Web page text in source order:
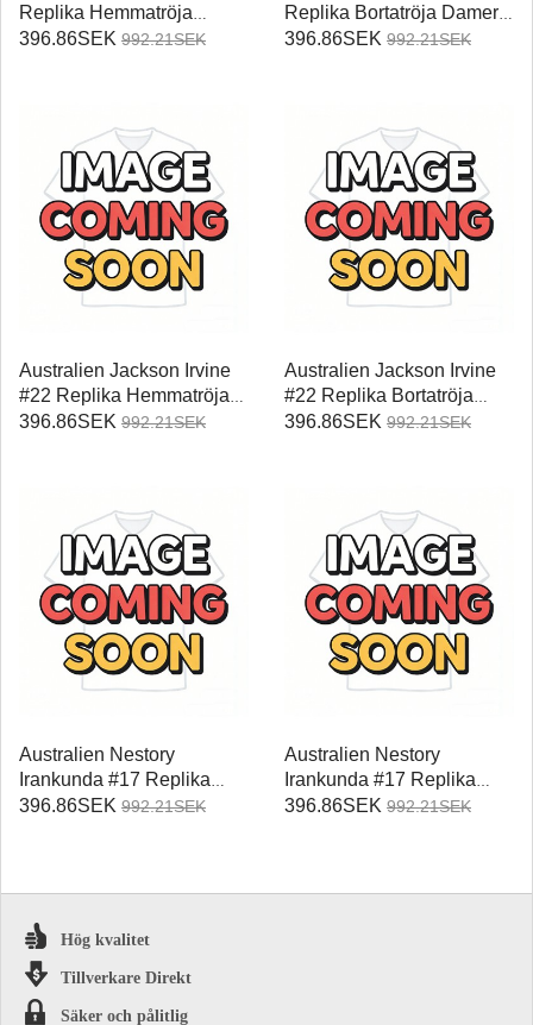
Replika Hemmatröja
Damer VM 2026
396.86SEK 992.21SEK
Replika Bortatröja Damer
VM 2026 Kortärmad
396.86SEK 992.21SEK
Australien Jackson Irvine
#22 Replika Hemmatröja
Damer VM 2026
396.86SEK 992.21SEK
Australien Jackson Irvine
#22 Replika Bortatröja
Damer VM 2026
396.86SEK 992.21SEK
Australien Nestory
Irankunda #17 Replika
Hemmatröja Damer VM
396.86SEK 992.21SEK
Australien Nestory
Irankunda #17 Replika
Bortatröja Damer VM 2026
396.86SEK 992.21SEK
Hög kvalitet
Tillverkare Direkt
Säker och pålitlig